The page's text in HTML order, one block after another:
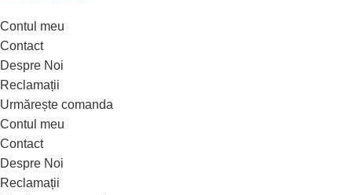
Contul meu
Contact
Despre Noi
Reclamații
Urmărește comanda
Contul meu
Contact
Despre Noi
Reclamații